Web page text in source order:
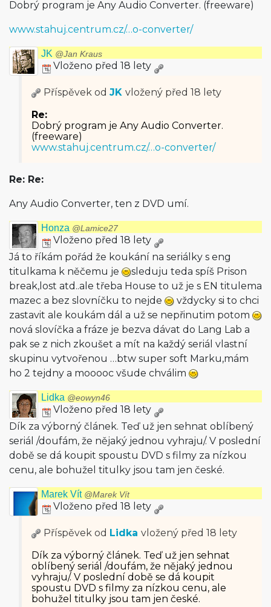
Dobrý program je Any Audio Converter. (freeware)
www.stahuj.centrum.cz/…o-converter/
JK @Jan Kraus
Vloženo před 18 lety
Příspěvek od JK vložený před 18 lety
Re:
Dobrý program je Any Audio Converter.
(freeware)
www.stahuj.centrum.cz/…o-converter/
Re: Re:
Any Audio Converter, ten z DVD umí.
Honza @Lamice27
Vloženo před 18 lety
Já to říkám pořád že koukání na seriálky s eng
titulkama k něčemu je
sleduju teda spíš Prison
break,lost atd..ale třeba House to už je s EN titulema
mazec a bez slovníčku to nejde
vždycky si to chci
zastavit ale koukám dál a už se nepřinutim potom
nová slovíčka a fráze je bezva dávat do Lang Lab a
pak se z nich zkoušet a mít na každý seriál vlastní
skupinu vytvořenou …btw super soft Marku,mám
ho 2 tejdny a mooooc všude chválim
Lidka @eowyn46
Vloženo před 18 lety
Dík za výborný článek. Teď už jen sehnat oblíbený
seriál /doufám, že nějaký jednou vyhraju/. V poslední
době se dá koupit spoustu DVD s filmy za nízkou
cenu, ale bohužel titulky jsou tam jen české.
Marek Vít @Marek Vít
Vloženo před 18 lety
Příspěvek od Lidka vložený před 18 lety
Dík za výborný článek. Teď už jen sehnat
oblíbený seriál /doufám, že nějaký jednou
vyhraju/. V poslední době se dá koupit
spoustu DVD s filmy za nízkou cenu, ale
bohužel titulky jsou tam jen české.